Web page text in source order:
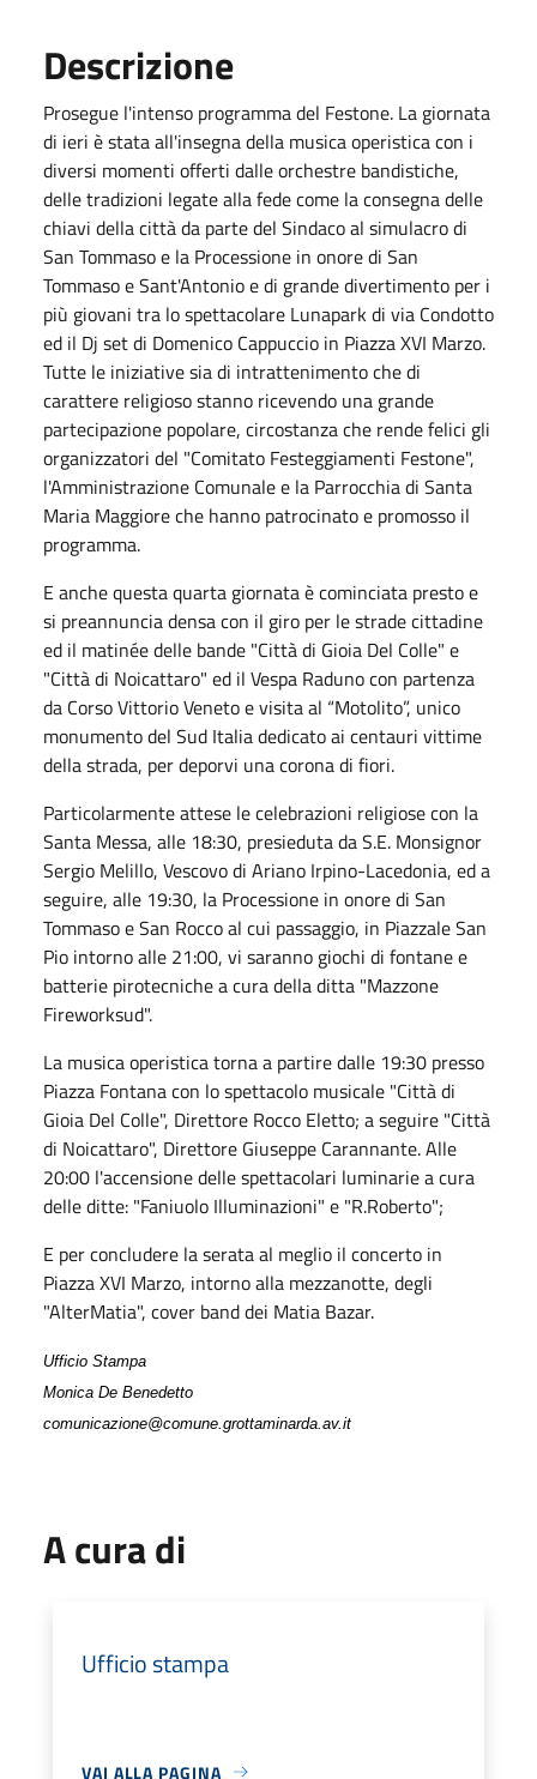
Descrizione
Prosegue l'intenso programma del Festone. La giornata
di ieri è stata all'insegna della musica operistica con i
diversi momenti offerti dalle orchestre bandistiche,
delle tradizioni legate alla fede come la consegna delle
chiavi della città da parte del Sindaco al simulacro di
San Tommaso e la Processione in onore di San
Tommaso e Sant'Antonio e di grande divertimento per i
più giovani tra lo spettacolare Lunapark di via Condotto
ed il Dj set di Domenico Cappuccio in Piazza XVI Marzo.
Tutte le iniziative sia di intrattenimento che di
carattere religioso stanno ricevendo una grande
partecipazione popolare, circostanza che rende felici gli
organizzatori del "Comitato Festeggiamenti Festone",
l'Amministrazione Comunale e la Parrocchia di Santa
Maria Maggiore che hanno patrocinato e promosso il
programma.
E anche questa quarta giornata è cominciata presto e
si preannuncia densa con il giro per le strade cittadine
ed il matinée delle bande "Città di Gioia Del Colle" e
"Città di Noicattaro" ed il Vespa Raduno con partenza
da Corso Vittorio Veneto e visita al “Motolito”, unico
monumento del Sud Italia dedicato ai centauri vittime
della strada, per deporvi una corona di fiori.
Particolarmente attese le celebrazioni religiose con la
Santa Messa, alle 18:30, presieduta da S.E. Monsignor
Sergio Melillo, Vescovo di Ariano Irpino-Lacedonia, ed a
seguire, alle 19:30, la Processione in onore di San
Tommaso e San Rocco al cui passaggio, in Piazzale San
Pio intorno alle 21:00, vi saranno giochi di fontane e
batterie pirotecniche a cura della ditta "Mazzone
Fireworksud".
La musica operistica torna a partire dalle 19:30 presso
Piazza Fontana con lo spettacolo musicale "Città di
Gioia Del Colle", Direttore Rocco Eletto; a seguire "Città
di Noicattaro", Direttore Giuseppe Carannante. Alle
20:00 l'accensione delle spettacolari luminarie a cura
delle ditte: "Faniuolo Illuminazioni" e "R.Roberto";
E per concludere la serata al meglio il concerto in
Piazza XVI Marzo, intorno alla mezzanotte, degli
"AlterMatia", cover band dei Matia Bazar.
Ufficio Stampa
Monica De Benedetto
comunicazione@comune.grottaminarda.av.it
A cura di
Ufficio stampa
VAI ALLA PAGINA